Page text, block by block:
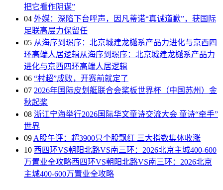
把它看作阴谋”
04 外媒：深陷下台呼声，因凡蒂诺“真诚道歉”，获国际
足联高层力保留任
05 从海序到璟序：北京城建龙樾系产品力进化与京西四
环高端人居逻辑从海序到璟序：北京城建龙樾系产品力
进化与京西四环高端人居逻辑
06 “村超”成败，开赛前就定了
07 2026年国际皮划艇联合会桨板世界杯（中国苏州）金
秋起桨
08 浙江宁海举行2026国际华文童诗交流大会 童诗“牵手”
世界
09 A股午评：超3900只个股飘红 三大指数集体收涨
10 西四环VS朝阳北路VS南三环：2026北京主城400-600
万置业全攻略西四环VS朝阳北路VS南三环：2026北京
主城400-600万置业全攻略